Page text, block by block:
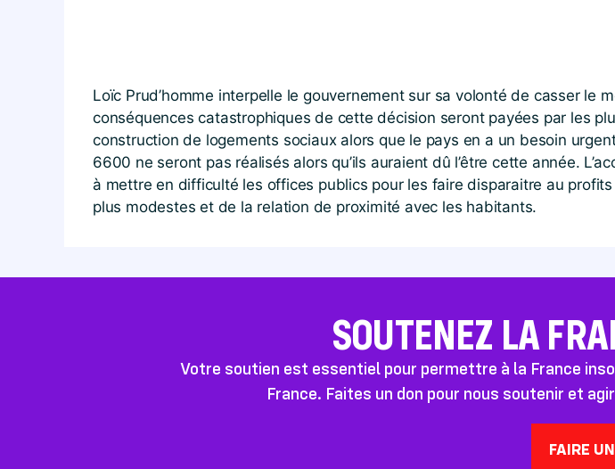
Loïc Prud’homme interpelle le gouvernement sur sa volonté de casser le
conséquences catastrophiques de cette décision seront payées par les
construction de logements sociaux alors que le pays en a un besoin
6600 ne seront pas réalisés alors qu’ils auraient dû l’être cette année.
à mettre en difficulté les offices publics pour les faire disparaitre au
plus modestes et de la relation de proximité avec les habitants.
SOUTENEZ LA
Votre soutien est essentiel pour permettre à la France
France. Faites un don pour nous soutenir et
FAIRE